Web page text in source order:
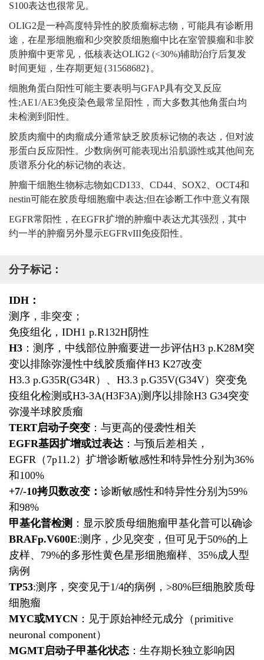
S100表达也很常见。
OLIG2是一种高度特异性的胶质瘤标志物，可能具有诊断用
途，在星形细胞瘤和少突胶质细胞瘤中比在室管膜瘤和非胶
质肿瘤中更常见， 低核表达OLIG2 (<30%)辅助治疗后复发
时间更短，生存期更短{31568682}。
细胞角蛋白阳性可能主要表明与GFAP具有交叉反应
性;AE1/AE3免疫染色最常呈阳性，而大多数其他角蛋白均
未检测到阳性。
胶质肉瘤中的肉瘤成分通常缺乏胶质标记物的表达，但对波
形蛋白反应阳性。 少数病例可能表现出沿肌源性或其他间充
质谱系分化的标记物的表达。
肿瘤干细胞生物标志物如CD133、CD44、SOX2、OCT4和
nestin可能在胶质母细胞瘤中表达;但在诊断工作中意义有限
EGFR常阳性，在EGFR扩增的肿瘤中表达尤其强烈，其中
约一半的肿瘤另外显示EGFRvIII免疫阳性。
分子标记：
IDH：
测序，非突变；
免疫组化，IDH1 p.R132H阴性
H3 ：测序，中线部位肿瘤要进一步评估H3 p.K28M突
变以排除弥漫性中线胶质瘤伴H3 K27改变
H3.3 p.G35R(G34R）、H3.3 p.G35V(G34V）突变免
疫组化检测或H3-3A(H3F3A)测序以排除H3 G34突变
弥漫半球胶质瘤
TERT启动子突变 ：与更高的侵袭性相关
EGFR基因扩增或过表达 ：与预后差相关，
EGFR（7p11.2）扩增诊断敏感性和特异性分别为36%
和100%
+7/-10拷贝数改变： 诊断敏感性和特异性分别为59%
和98%
甲基化普检测 ：显示胶质母细胞瘤甲基化普可以确诊
BRAFp.V600E:测序，少见突变，但可见于50%的上
皮样、79%的多形性黄色星形细胞瘤样、35%成人型
病例
TP53:测序，突变见于1/4的病例，>80%巨细胞胶质母
细胞瘤
MYC或MYCN ：见于原始神经元成分（primitive
neuronal component）
MGMT启动子甲基化状态 ：生存期长独立影响因